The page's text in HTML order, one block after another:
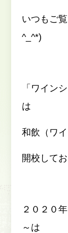
いつもご
^_^*)
「ワイン
は
和飲（ワ
開校して
２０２０
～は